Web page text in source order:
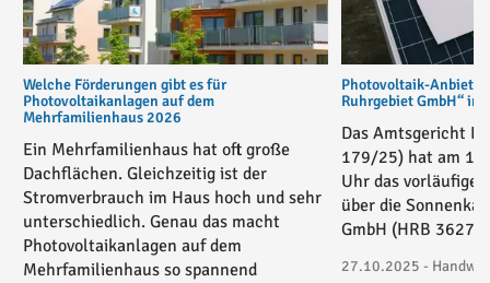
Welche Förderungen gibt es für
Photovoltaikanlagen auf dem
Mehrfamilienhaus 2026
Ein Mehrfamilienhaus hat oft große
Dachflächen. Gleichzeitig ist der
Stromverbrauch im Haus hoch und sehr
unterschiedlich. Genau das macht
Photovoltaikanlagen auf dem
Mehrfamilienhaus so spannend
Photovoltaik-Anbieter
Ruhrgebiet GmbH“ in
Das Amtsgericht
179/25) hat am
Uhr das vorläufige
über die
GmbH (HRB
27.10.2025 -